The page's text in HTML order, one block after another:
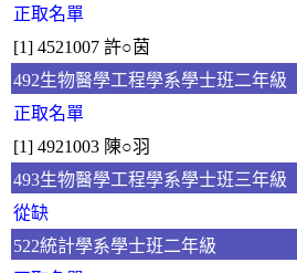
正取名單
[1] 4521007 許○茵
492生物醫學工程學系學士班二年級
正取名單
[1] 4921003 陳○羽
493生物醫學工程學系學士班三年級
從缺
522統計學系學士班二年級